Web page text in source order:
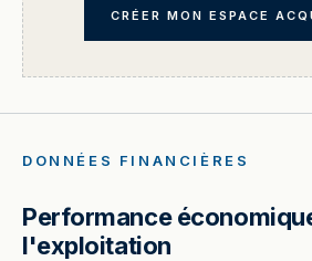
CRÉER MON ESPACE
DONNÉES FINANCIÈRES
Performance
l'exploitation